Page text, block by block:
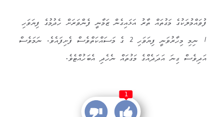
ފުވައްމުލަކުގެ މަގުތައް ތާރު އަޅައިގެން ޒަމާނީ ފެންވަރަށް ހެދުމުގެ ފިޔަވަހި
1 ނިމި މިހާރުވަނީ ފިޔަވަހި 2 ގެ މަސައްކަތްވެސް ފެށިފައެވެ. ނަމަވެސް
އަދިވެސް ގިނަ އަދަދެއްގެ މަގުތައް ނެހެދި އެބަހުއްޓެވެ.
1